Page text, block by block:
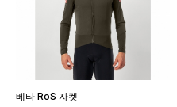
베타 RoS 자켓